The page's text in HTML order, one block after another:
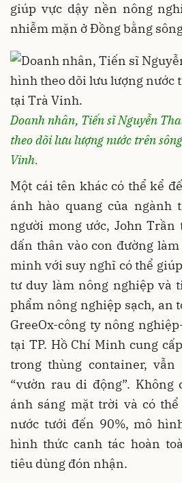
giúp vực dậy nền nông
nhiễm mặn ở Đồng bằng
Doanh nhân, Tiến sĩ Nguyễn
theo dõi lưu lượng nước trên
Vinh.
Một cái tên khác có thể kể
ánh hào quang của ngành
người mong ước, John Trần
dấn thân vào con đường
minh với suy nghĩ có thể
tư duy làm nông nghiệp và
phẩm nông nghiệp sạch, an
GreeOx-công ty nông
tại TP. Hồ Chí Minh cung
trong thùng container,
“vườn rau di động”. Không
ánh sáng mặt trời và có
nước tưới đến 90%, mô
hình thức canh tác hoàn
tiêu dùng đón nhận.